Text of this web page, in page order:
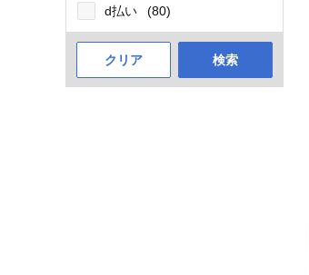
d払い
(80)
クリア 検索